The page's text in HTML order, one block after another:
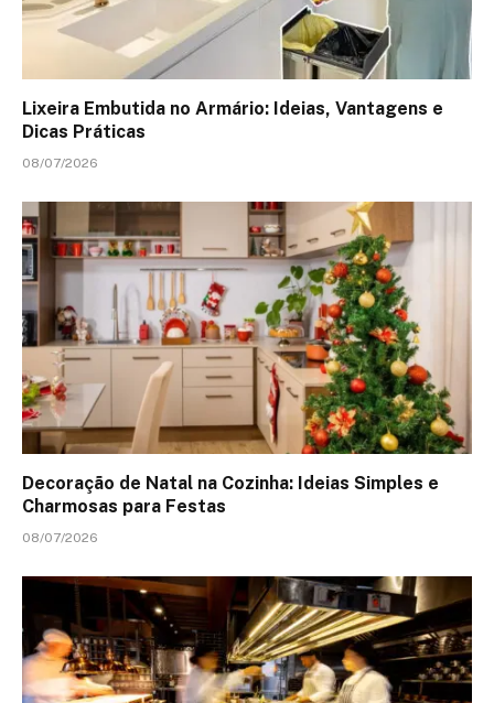
Lixeira Embutida no Armário: Ideias, Vantagens e
Dicas Práticas
08/07/2026
Decoração de Natal na Cozinha: Ideias Simples e
Charmosas para Festas
08/07/2026